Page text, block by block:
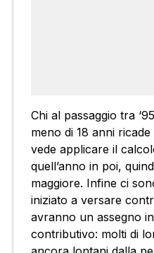
Chi al passaggio tra
meno di 18 anni
vede applicare il
quell’anno in poi,
maggiore. Infine ci
iniziato a versare
avranno un assegno
contributivo: molti di